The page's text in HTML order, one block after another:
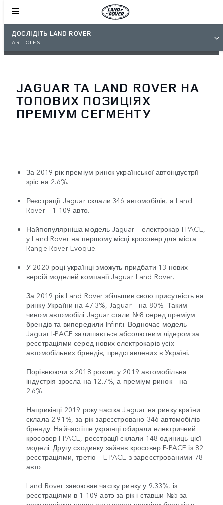
ДОСЛІДІТЬ LAND ROVER
ARTICLES
JAGUAR ТА LAND ROVER НА
ТОПОВИХ ПОЗИЦІЯХ
ПРЕМІУМ СЕГМЕНТУ
За 2019 рік преміум ринок української автоіндустрії
зріс на 2.6%.
Реєстрації Jaguar склали 346 автомобілів, а Land
Rover – 1 109 авто.
Найпопулярніша модель Jaguar – електрокар I-PACE,
у Land Rover на першому місці кросовер для міста
Range Rover Evoque.
У 2020 році українці зможуть придбати 13 нових
версій моделей компанії Jaguar Land Rover.
За 2019 рік Land Rover збільшив свою присутність на
ринку України на 47.3%, Jaguar – на 80%. Таким
чином автомобілі Jaguar стали №8 серед преміум
брендів та випередили Infiniti. Водночас модель
Jaguar I-PACE залишається абсолютним лідером за
реєстраціями серед нових електрокарів усіх
автомобільних брендів, представлених в Україні.
Порівнюючи з 2018 роком, у 2019 автомобільна
індустрія зросла на 12.7%, а преміум ринок – на
2.6%.
Наприкінці 2019 року частка Jaguar на ринку країни
склала 2.91%, за рік зареєстровано 346 автомобілів
бренду. Найчастіше українці обирали електричний
кросовер I-PACE, реєстрації склали 148 одиниць цієї
моделі. Другу сходинку зайняв кросовер F-PACE із 82
реєстраціями, третю – E-PACE з зареєстрованими 78
авто.
Land Rover завоював частку ринку у 9.33%, із
реєстраціями в 1 109 авто за рік і ставши №5 за